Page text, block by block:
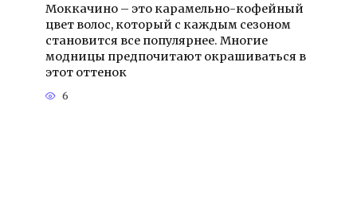
Моккачино – это карамельно-кофейный
цвет волос, который с каждым сезоном
становится все популярнее. Многие
модницы предпочитают окрашиваться в
этот оттенок
6